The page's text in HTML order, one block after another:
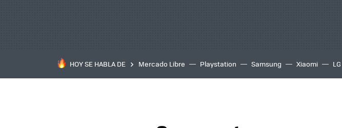
HOY SE HABLA DE Mercado Libre Playstation Samsung Xiaomi LG